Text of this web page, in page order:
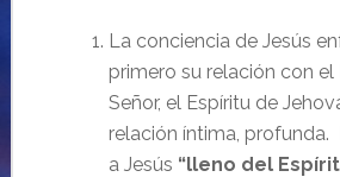
La conciencia de Jesús
primero su relación con el
Señor, el Espíritu de
relación íntima, profunda.
a Jesús “lleno del